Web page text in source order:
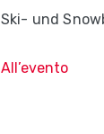
Ski- und
All’evento